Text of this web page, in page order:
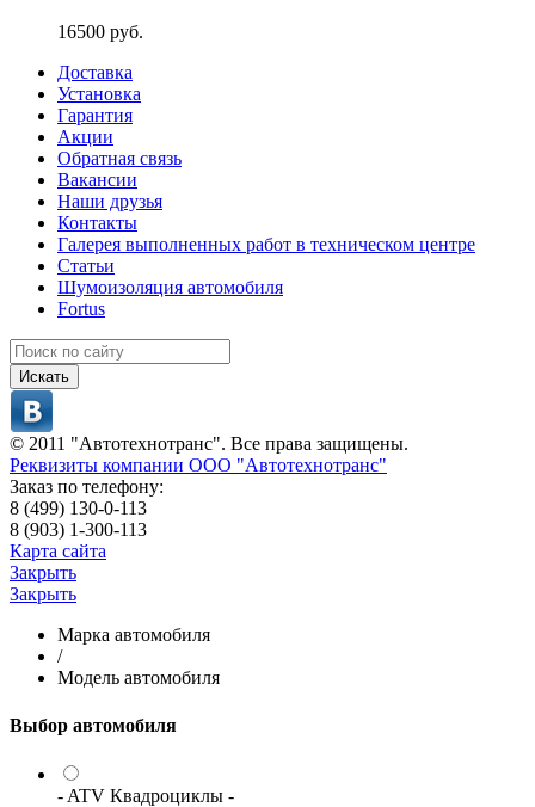
16500 руб.
Доставка
Установка
Гарантия
Акции
Обратная связь
Вакансии
Наши друзья
Контакты
Галерея выполненных работ в техническом центре
Статьи
Шумоизоляция автомобиля
Fortus
Искать
© 2011 "Автотехнотранс". Все права защищены.
Реквизиты компании ООО "Автотехнотранс"
Заказ по телефону:
8 (499) 130-0-113
8 (903) 1-300-113
Карта сайта
Закрыть
Закрыть
Марка автомобиля
/
Модель автомобиля
Выбор автомобиля
- ATV Квадроциклы -